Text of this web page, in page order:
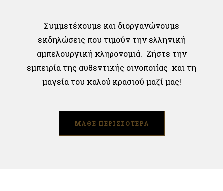
Συμμετέχουμε και διοργανώνουμε
εκδηλώσεις που τιμούν την ελληνική
αμπελουργική κληρονομιά. Ζήστε την
εμπειρία της αυθεντικής οινοποιίας και τη
μαγεία του καλού κρασιού μαζί μας!
ΜΑΘΕ ΠΕΡΙΣΣΟΤΕΡΑ